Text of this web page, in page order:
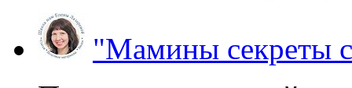
"Мамины секреты